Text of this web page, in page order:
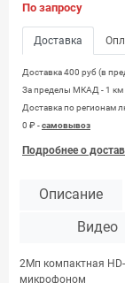
По запросу
Доставка
Доставка 400 руб (в
За пределы МКАД - 1 км
Доставка по регионам
0 ₽ -самовывоз
Подробнее о
Описание
Видео
2Мп компактная
микрофоном